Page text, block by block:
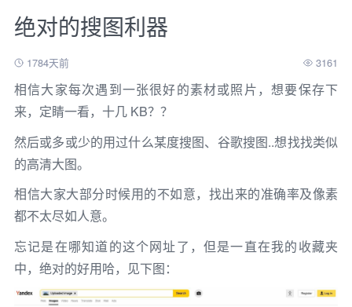
绝对的搜图利器
1784天前 3161
相信大家每次遇到一张很好的素材或照片，想要保存下
来，定睛一看，十几 KB？？
然后或多或少的用过什么某度搜图、谷歌搜图..想找找类似
的高清大图。
相信大家大部分时候用的不如意，找出来的准确率及像素
都不太尽如人意。
忘记是在哪知道的这个网址了，但是一直在我的收藏夹
中，绝对的好用哈，见下图：